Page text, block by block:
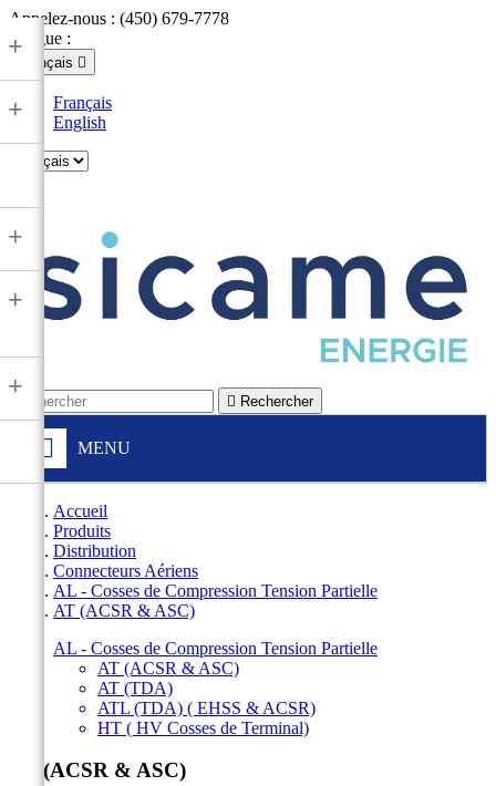
Appelez-nous : (450) 679-7778
Langue :
Français 
Français
English
 Rechercher
MENU
+
+
+
+
+
Accueil
Produits
Distribution
Connecteurs Aériens
AL - Cosses de Compression Tension Partielle
AT (ACSR & ASC)
AL - Cosses de Compression Tension Partielle
AT (ACSR & ASC)
AT (TDA)
ATL (TDA) ( EHSS & ACSR)
HT ( HV Cosses de Terminal)
AT (ACSR & ASC)